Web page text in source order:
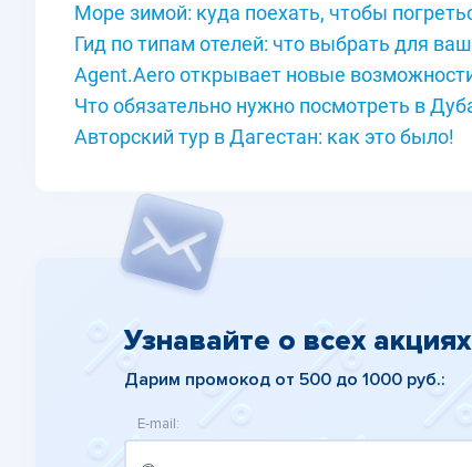
Море зимой: куда поехать, чтобы
Гид по типам отелей: что выбрать для
Agent.Aero открывает новые
Что обязательно нужно посмотреть в
Авторский тур в Дагестан: как это было!
Узнавайте о всех
Дарим промокод от 500 до 1000 руб.:
E-mail: